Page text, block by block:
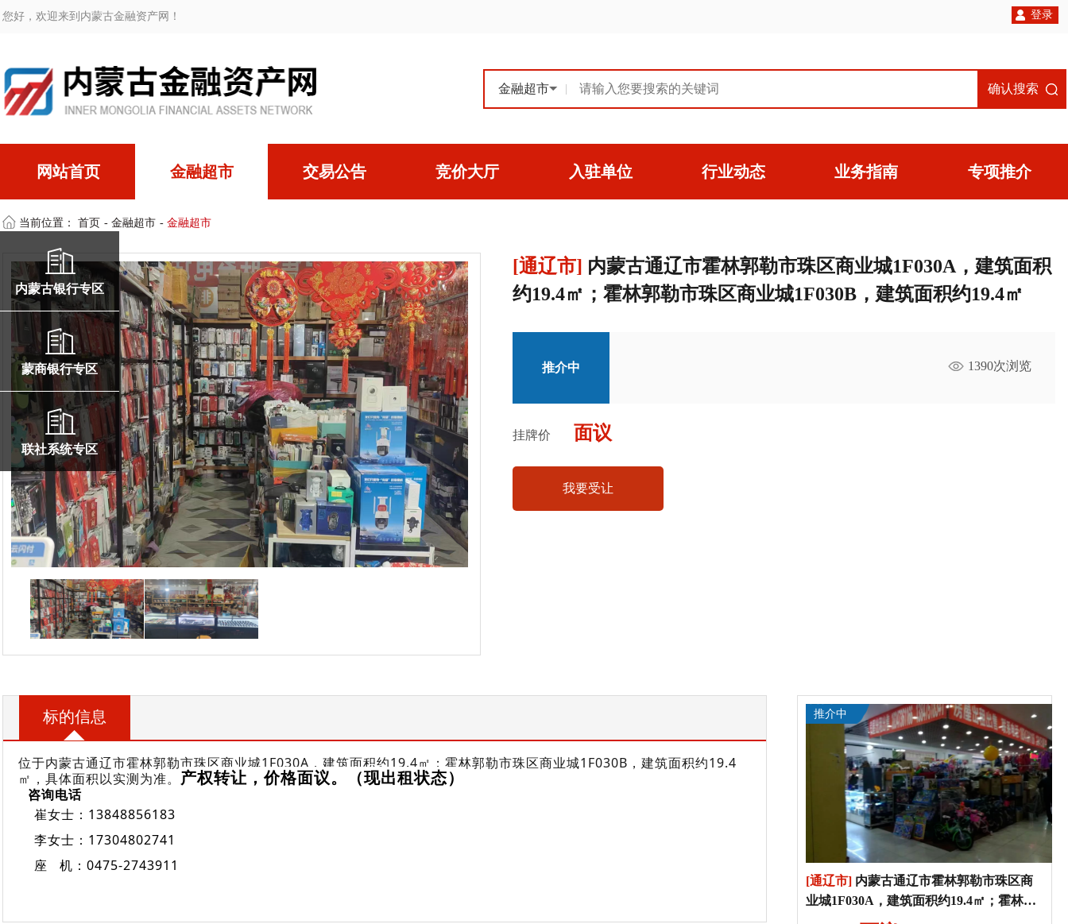
您好，欢迎来到内蒙古金融资产网！ 登录
确认搜索
网站首页 金融超市 交易公告 竞价大厅 入驻单位 行业动态 业务指南 专项推介
内蒙古银行专区
蒙商银行专区
联社系统专区
当前位置： 首页 - 金融超市 - 金融超市
[通辽市] 内蒙古通辽市霍林郭勒市珠区商业城1F030A，建筑面积
约19.4㎡；霍林郭勒市珠区商业城1F030B，建筑面积约19.4㎡
推介中 1390次浏览
挂牌价 面议
我要受让
标的信息
位于内蒙古通辽市霍林郭勒市珠区商业城1F030A，建筑面积约19.4㎡；霍林郭勒市珠区商业城1F030B，建筑面积约19.4
㎡，具体面积以实测为准。 产权转让，价格面议。（现出租状态）
咨询电话
崔女士：13848856183
李女士：17304802741
座 机：0475-2743911
推介中
[通辽市]内蒙古通辽市霍林郭勒市珠区商
业城1F030A，建筑面积约19.4㎡；霍林郭
勒市珠区商业城1F030B，建筑面积约19.4